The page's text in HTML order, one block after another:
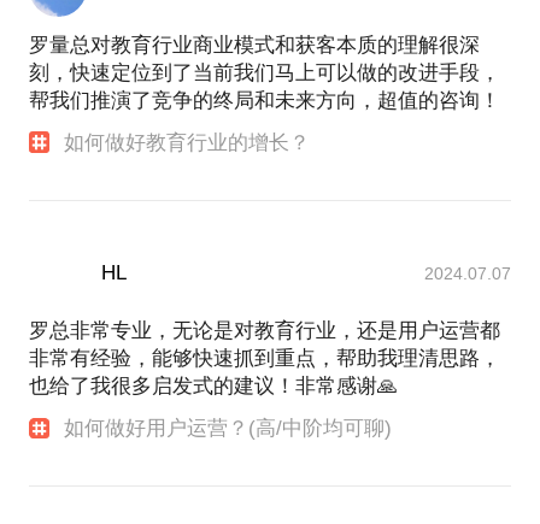
【消费品行业】
1. 抖音从0到1，花钱与不花钱的起盘逻辑、方法
2.消费品如何做行业研究、如果确定合适的冷启动平
台
【通用认知】
- - - - - - - - - - - - - - - -
我会通过这些角度，帮你解决问题：
1. 我对行业的认知，做过的成功案例、相关方法论
2. 我与若干公司高层有过深度交流，从中也了解了非
罗量总对教育行业商业模式和获客本质的理解很深
刻，快速定位到了当前我们马上可以做的改进手段，
帮我们推演了竞争的终局和未来方向，超值的咨询！
如何做好教育行业的增长？
HL 2024.07.07
罗总非常专业，无论是对教育行业，还是用户运营都
非常有经验，能够快速抓到重点，帮助我理清思路，
也给了我很多启发式的建议！非常感谢🙏
如何做好用户运营？(高/中阶均可聊)